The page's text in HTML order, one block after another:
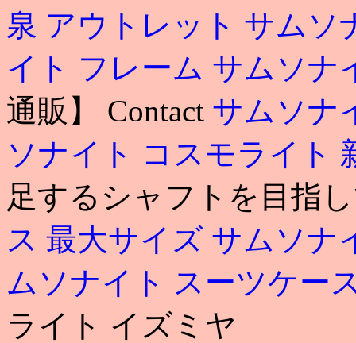
泉 アウトレット サムソ
イト フレーム サムソナ
通販】 Contact サムソナ
ソナイト コスモライト
足するシャフトを目指
ス 最大サイズ サムソナ
ムソナイト スーツケー
ライト イズミヤ